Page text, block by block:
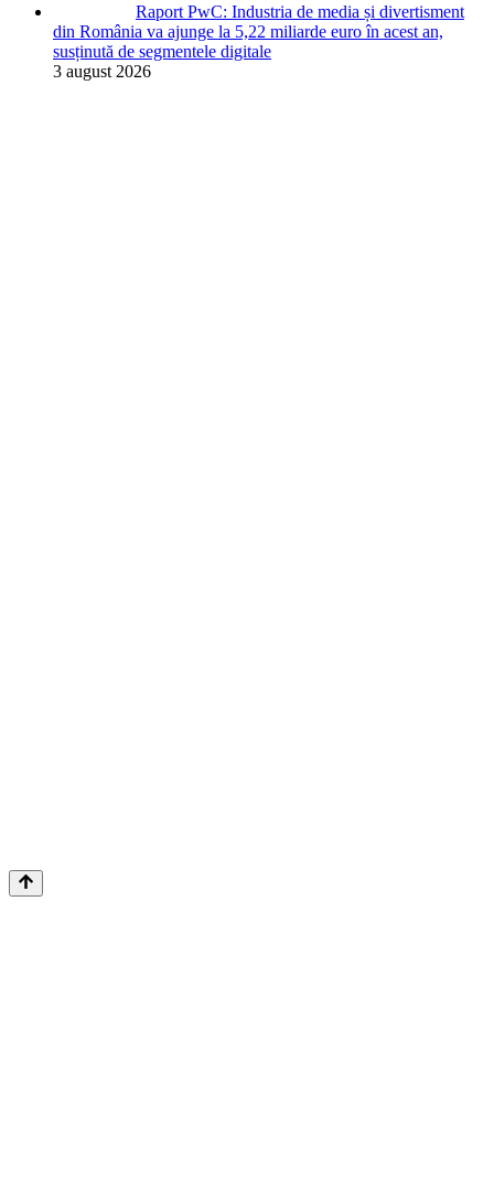
Raport PwC: Industria de media și divertisment
din România va ajunge la 5,22 miliarde euro în acest an,
susținută de segmentele digitale
3 august 2026